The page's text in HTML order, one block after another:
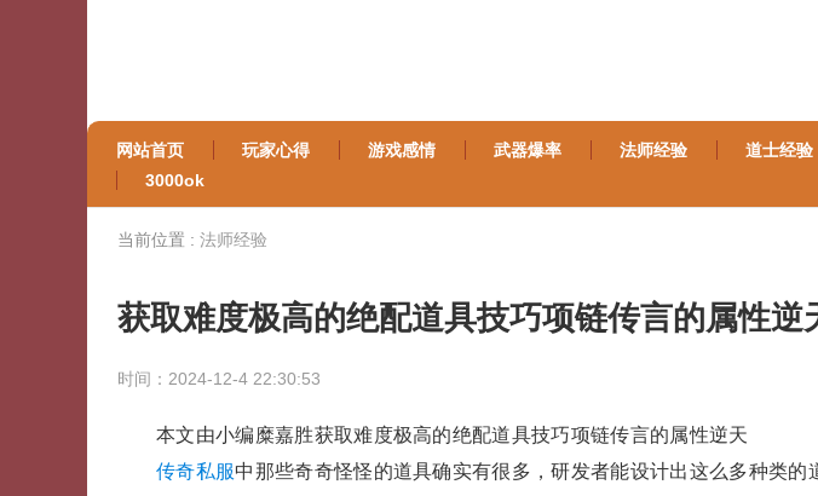
网站首页 玩家心得 游戏感情 武器爆率 法师经验 道士经验
3000ok
当前位置 : 法师经验
获取难度极高的绝配道具技巧项链传言的属性逆
时间：2024-12-4 22:30:53
本文由小编糜嘉胜获取难度极高的绝配道具技巧项链传言的属性逆天
传奇私服中那些奇奇怪怪的道具确实有很多，研发者能设计出这么多种类的